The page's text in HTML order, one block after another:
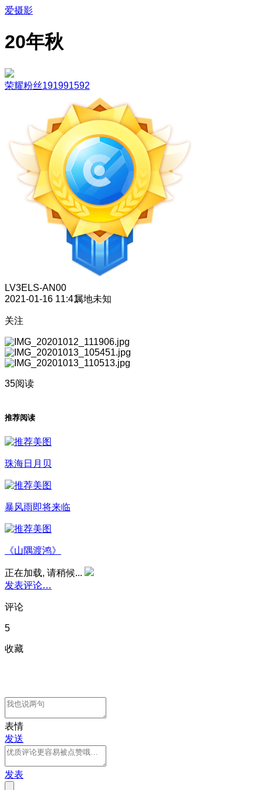
爱摄影
20年秋
荣耀粉丝191991592
LV3ELS-AN00
2021-01-16 11:41属地未知
关注
35阅读
推荐阅读
珠海日月贝
暴风雨即将来临
《山隅渡鸿》
正在加载, 请稍候...
发表评论…
评论
5
收藏
表情
发送
发表